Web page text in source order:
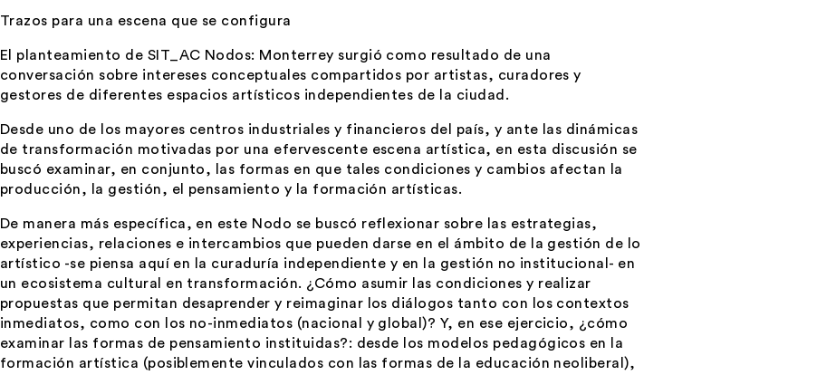
Trazos para una escena que se configura
El planteamiento de SIT_AC Nodos: Monterrey surgió como resultado de una
conversación sobre intereses conceptuales compartidos por artistas, curadores y
gestores de diferentes espacios artísticos independientes de la ciudad.
Desde uno de los mayores centros industriales y financieros del país, y ante las dinámicas
de transformación motivadas por una efervescente escena artística, en esta discusión se
buscó examinar, en conjunto, las formas en que tales condiciones y cambios afectan la
producción, la gestión, el pensamiento y la formación artísticas.
De manera más específica, en este Nodo se buscó reflexionar sobre las estrategias,
experiencias, relaciones e intercambios que pueden darse en el ámbito de la gestión de lo
artístico -se piensa aquí en la curaduría independiente y en la gestión no institucional- en
un ecosistema cultural en transformación. ¿Cómo asumir las condiciones y realizar
propuestas que permitan desaprender y reimaginar los diálogos tanto con los contextos
inmediatos, como con los no-inmediatos (nacional y global)? Y, en ese ejercicio, ¿cómo
examinar las formas de pensamiento instituidas?: desde los modelos pedagógicos en la
formación artística (posiblemente vinculados con las formas de la educación neoliberal),